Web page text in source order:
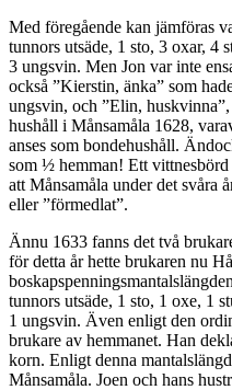
Med föregående kan jämföras
tunnors utsäde, 1 sto, 3 oxar, 4
3 ungsvin. Men Jon var inte
också ”Kierstin, änka” som
ungsvin, och ”Elin,
hushåll i Månsamåla 1628,
anses som bondehushåll.
som ½ hemman! Ett vittnesbörd
att Månsamåla under det svåra
eller ”förmedlat”.
Ännu 1633 fanns det två
för detta år hette brukaren nu
tunnors utsäde, 1 sto, 1 oxe, 1
1 ungsvin. Även enligt den
brukare av hemmanet. Han
korn. Enligt denna
Månsamåla. Joen och hans